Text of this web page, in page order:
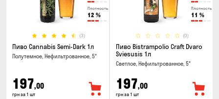
Плотность
12 %
(3)
Пиво Cannabis Semi-Dark 1л
Полутемное, Нефильтрованное, 5°
197,00
грн за 1 шт
Плотность
11 %
(0)
Пиво Bistrampolio Craft Dvaro
Sviesusis 1л
Светлое, Нефильтрованное, 5°
197,00
грн за 1 шт